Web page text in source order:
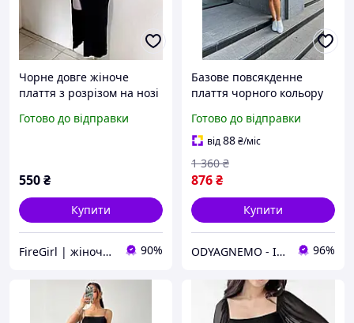
Чорне довге жіноче
плаття з розрізом на нозі
Готово до відправки
550₴
Купити
FireGirl | жіночий одяг 90%
Базове повсякденне
плаття чорного кольору
Готово до відправки
від88₴/міс
876₴
1 360 ₴
Купити
ODYAGNEMO - Інтернет магазин жіночого одягу 96%